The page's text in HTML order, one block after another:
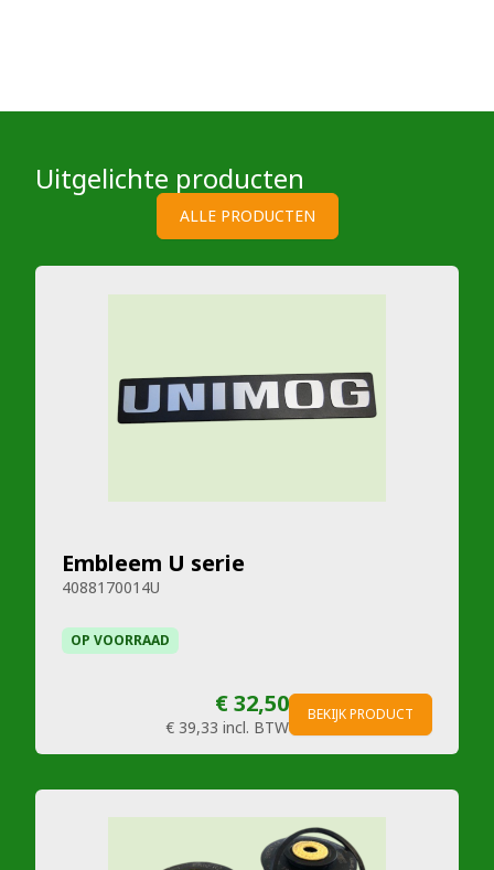
Uitgelichte producten
ALLE PRODUCTEN
Embleem U serie
4088170014U
OP VOORRAAD
€ 32,50
€ 39,33 incl. BTW
BEKIJK PRODUCT